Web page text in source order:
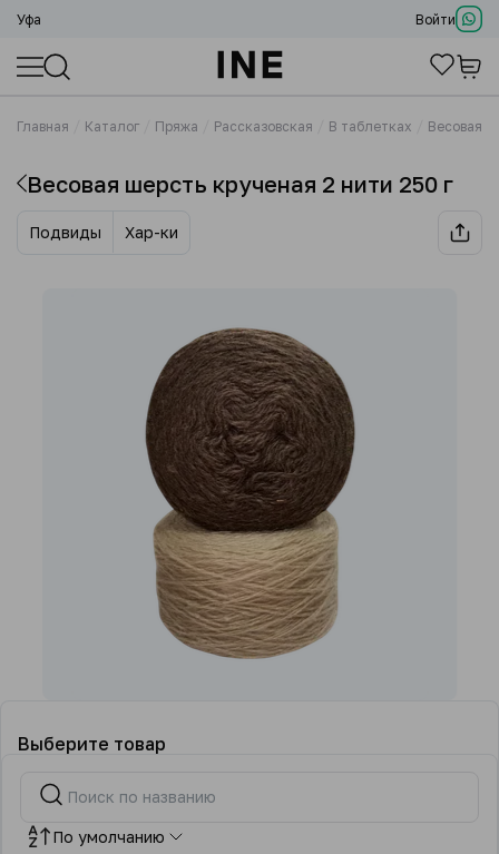
Уфа Войти
Главная Каталог Пряжа Рассказовская В таблетках Весовая
Весовая шерсть крученая 2 нити 250 г
Подвиды Хар-ки
Выберите товар
По умолчанию